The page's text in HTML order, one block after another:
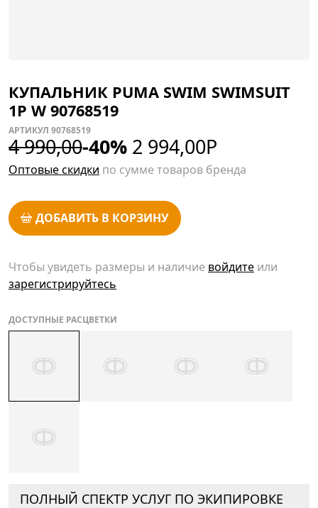
КУПАЛЬНИК PUMA SWIM SWIMSUIT
1P W 90768519
АРТИКУЛ 90768519
4 990,00-40% 2 994,00Р
Оптовые скидки по сумме товаров бренда
ДОБАВИТЬ В КОРЗИНУ
Чтобы увидеть размеры и наличие войдите или
зарегистрируйтесь
ДОСТУПНЫЕ РАСЦВЕТКИ
ПОЛНЫЙ СПЕКТР УСЛУГ ПО ЭКИПИРОВКЕ